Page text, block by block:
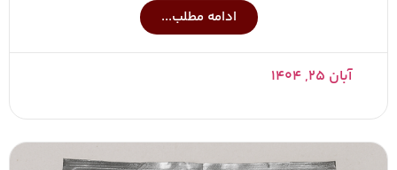
ادامه مطلب...
آبان ۲۵, ۱۴۰۴